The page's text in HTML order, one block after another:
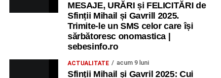
MESAJE, URĂRI și FELICITĂRI de
Sfinții Mihail și Gavrill 2025.
Trimite-le un SMS celor care își
sărbătoresc onomastica |
sebesinfo.ro
ACTUALITATE acum 9 luni
Sfinții Mihail și Gavril 2025: Cui